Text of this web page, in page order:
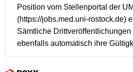
Position vom Stellenportal der
(https://jobs.med.uni-rostock.de)
Sämtliche
ebenfalls automatisch ihre